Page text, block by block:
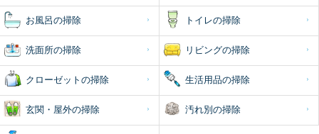
お風呂の掃除 トイレの掃除
洗面所の掃除 リビングの掃除
クローゼットの掃除 生活用品の掃除
玄関・屋外の掃除 汚れ別の掃除